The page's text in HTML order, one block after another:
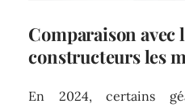
Comparaison avec
constructeurs les
En 2024, certains